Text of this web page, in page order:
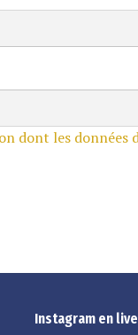
dont les données
Instagram en live